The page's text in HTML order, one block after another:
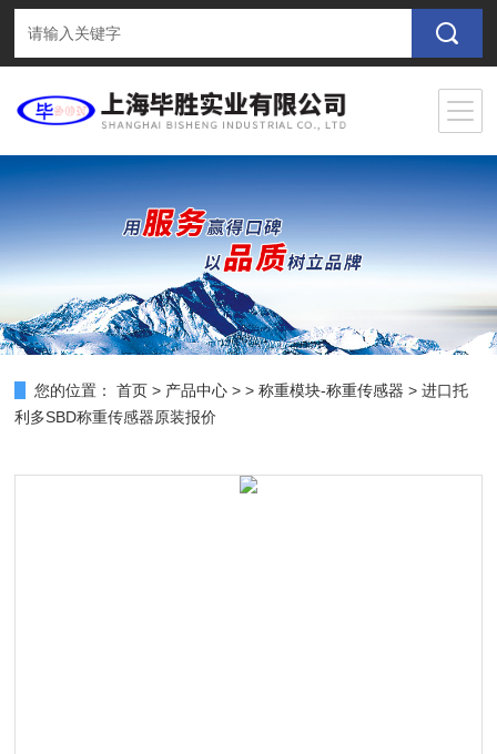
您的位置： 首页 > 产品中心 > >称重模块-称重传感器 > 进口托
利多SBD称重传感器原装报价